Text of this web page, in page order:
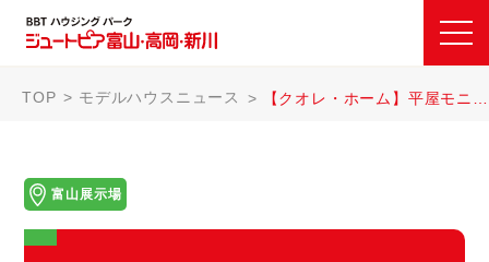
TOP モデルハウスニュース 【クオレ・ホーム】平屋モニターキャンペーン
富山展示場